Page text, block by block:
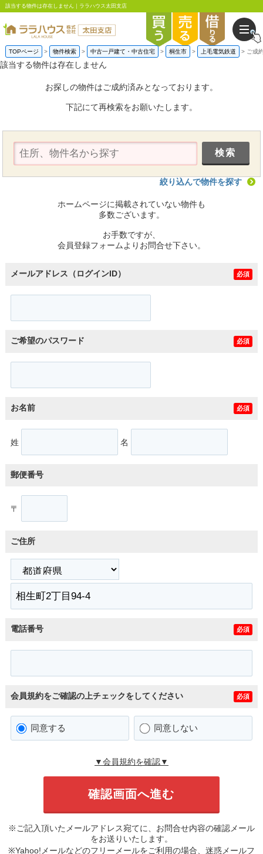
該当する物件は存在しません｜ララハウス太田支店
TOPページ 物件検索 中古一戸建て・中古住宅 桐生市 上毛電気鉄道 ご成
該当する物件は存在しません
お探しの物件はご成約済みとなっております。
下記にて再検索をお願いたします。
絞り込んで物件を探す
ホームページに掲載されていない物件も
多数ございます。
お手数ですが、
会員登録フォームよりお問合せ下さい。
メールアドレス（ログインID） 必須
ご希望のパスワード 必須
お名前 必須
姓 名
郵便番号
〒
ご住所
電話番号 必須
会員規約をご確認の上チェックをしてください 必須
同意する 同意しない
▼会員規約を確認▼
※ご記入頂いたメールアドレス宛てに、お問合せ内容の確認メール
をお送りいたします。
※Yahoo!メールなどのフリーメールをご利用の場合、迷惑メールフ